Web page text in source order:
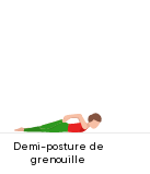
Demi-posture de
grenouille